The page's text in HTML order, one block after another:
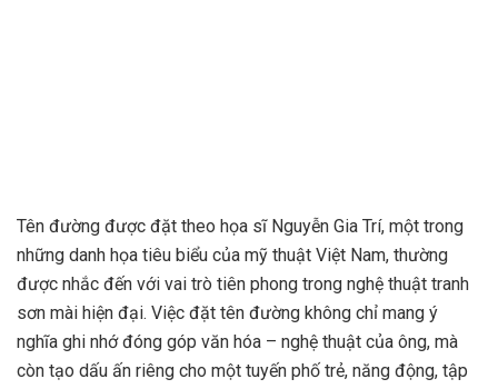
Tên đường được đặt theo họa sĩ Nguyễn Gia Trí, một trong
những danh họa tiêu biểu của mỹ thuật Việt Nam, thường
được nhắc đến với vai trò tiên phong trong nghệ thuật tranh
sơn mài hiện đại. Việc đặt tên đường không chỉ mang ý
nghĩa ghi nhớ đóng góp văn hóa – nghệ thuật của ông, mà
còn tạo dấu ấn riêng cho một tuyến phố trẻ, năng động, tập